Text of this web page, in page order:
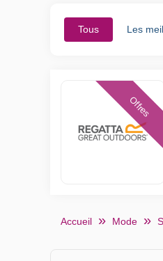
Tous Les
Offres
Accueil Mode